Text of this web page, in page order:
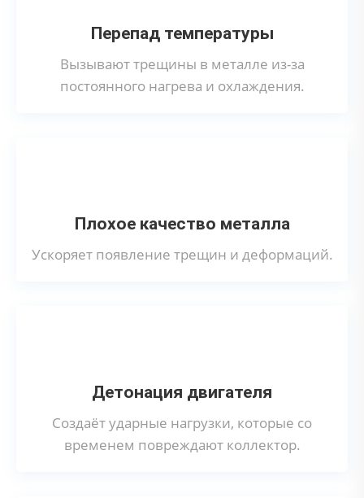
Перепад температуры
Вызывают трещины в металле из-за
постоянного нагрева и охлаждения.
Плохое качество металла
Ускоряет появление трещин и деформаций.
Детонация двигателя
Создаёт ударные нагрузки, которые со
временем повреждают коллектор.